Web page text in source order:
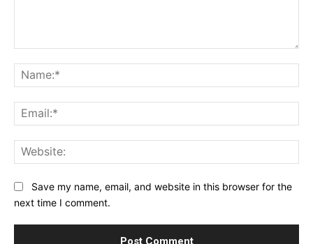
Save my name, email, and website in this browser for the
next time I comment.